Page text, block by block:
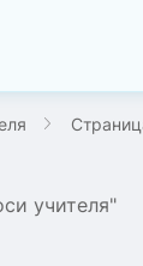
учителя"